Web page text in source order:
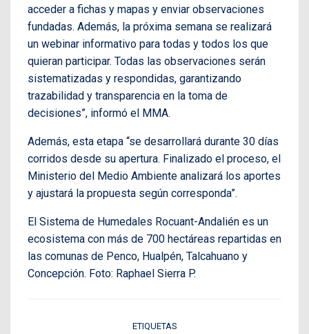
acceder a fichas y mapas y enviar observaciones
fundadas. Además, la próxima semana se realizará
un webinar informativo para todas y todos los que
quieran participar. Todas las observaciones serán
sistematizadas y respondidas, garantizando
trazabilidad y transparencia en la toma de
decisiones”, informó el MMA.
Además, esta etapa “se desarrollará durante 30 días
corridos desde su apertura. Finalizado el proceso, el
Ministerio del Medio Ambiente analizará los aportes
y ajustará la propuesta según corresponda”.
El Sistema de Humedales Rocuant-Andalién es un
ecosistema con más de 700 hectáreas repartidas en
las comunas de Penco, Hualpén, Talcahuano y
Concepción. Foto: Raphael Sierra P.
ETIQUETAS